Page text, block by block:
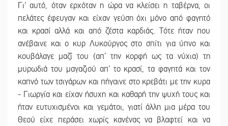
Γι’ αυτό, όταν ερχόταν η ώρα να κλείσει η ταβέρνα, οι
πελάτες έφευγαν και είχαν γεύση όχι μόνο από φαγητό
και κρασί αλλά και από ζέστα καρδιάς. Τότε ήταν που
ανέβαινε και ο κυρ Λυκούργος στο σπίτι για ύπνο και
κουβάλαγε μαζί του (απ’ την κορφή ως τα νύχια) τη
μυρωδιά του μαγαζιού απ’ το κρασί, τα φαγητά και τον
καπνό των τσιγάρων και πήγαινε στο κρεβάτι με την κυρα
- Γιωργία και είχαν ήσυχη και καθαρή την ψυχή τους και
ήταν ευτυχισμένοι και γεμάτοι, γιατί άλλη μια μέρα του
Θεού είχε περάσει χωρίς κανένας να βλαφτεί και να